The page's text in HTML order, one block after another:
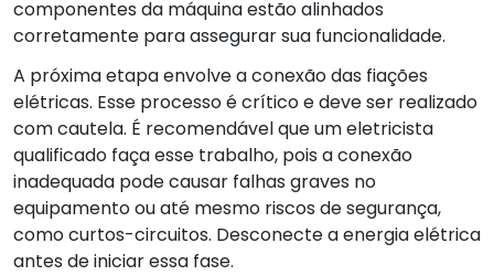
componentes da máquina estão alinhados
corretamente para assegurar sua funcionalidade.
A próxima etapa envolve a conexão das fiações
elétricas. Esse processo é crítico e deve ser realizado
com cautela. É recomendável que um eletricista
qualificado faça esse trabalho, pois a conexão
inadequada pode causar falhas graves no
equipamento ou até mesmo riscos de segurança,
como curtos-circuitos. Desconecte a energia elétrica
antes de iniciar essa fase.